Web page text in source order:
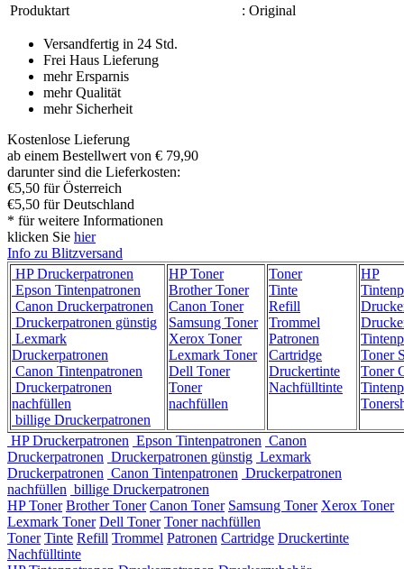
Produktart : Original
Versandfertig in 24 Std.
Frei Haus Lieferung
mehr Ersparnis
mehr Qualität
mehr Sicherheit
Kostenlose Lieferung
ab einem Bestellwert von € 79,90
darunter sind die Lieferkosten:
€5,50 für Österreich
€5,50 für Deutschland
* für weitere Informationen
klicken Sie hier
Info zu Blitzversand
HP Druckerpatronen
Epson Tintenpatronen
Canon Druckerpatronen
Druckerpatronen günstig
Lexmark
Druckerpatronen
Canon Tintenpatronen
Druckerpatronen
nachfüllen
billige Druckerpatronen
HP Toner
Brother Toner
Canon Toner
Samsung Toner
Xerox Toner
Lexmark Toner
Dell Toner
Toner
nachfüllen
Toner
Tinte
Refill
Trommel
Patronen
Cartridge
Druckertinte
Nachfülltinte
HP
Toner
Toner
HP Druckerpatronen Epson Tintenpatronen Canon
Druckerpatronen Druckerpatronen günstig Lexmark
Druckerpatronen Canon Tintenpatronen Druckerpatronen
nachfüllen billige Druckerpatronen
HP Toner Brother Toner Canon Toner Samsung Toner Xerox Toner
Lexmark Toner Dell Toner Toner nachfüllen
Toner Tinte Refill Trommel Patronen Cartridge Druckertinte
Nachfülltinte